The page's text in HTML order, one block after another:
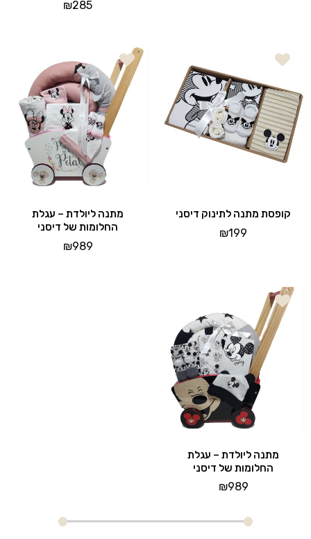
₪285
קופסת מתנה לתינוק דיסני
₪199
מתנה ליולדת – עגלת
החלומות של דיסני
₪989
מתנה ליולדת – עגלת
החלומות של דיסני
₪989